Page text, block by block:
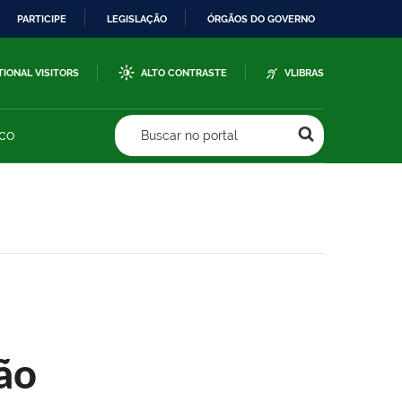
PARTICIPE LEGISLAÇÃO ÓRGÃOS DO GOVERNO
VISITORS ALTO CONTRASTE VLIBRAS
Buscar no portal